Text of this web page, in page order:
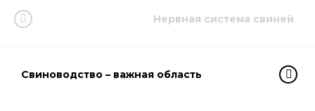
Нервная система свиней
Свиноводство – важная область